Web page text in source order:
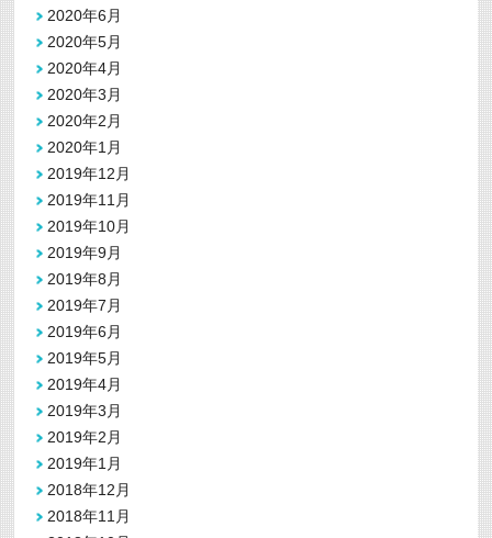
2020年6月
2020年5月
2020年4月
2020年3月
2020年2月
2020年1月
2019年12月
2019年11月
2019年10月
2019年9月
2019年8月
2019年7月
2019年6月
2019年5月
2019年4月
2019年3月
2019年2月
2019年1月
2018年12月
2018年11月